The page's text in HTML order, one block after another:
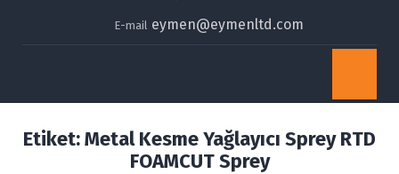
E-mail eymen@eymenltd.com
Etiket:Metal Kesme Yağlayıcı Sprey RTD
FOAMCUT Sprey